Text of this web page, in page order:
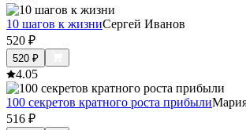
10 шагов к жизниСергей Иванов
520 ₽
520 ₽
4.05
100 секретов кратного роста прибыли
516 ₽